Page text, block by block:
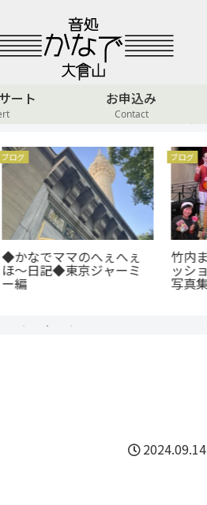
ート お申込み
Contact
ぇ
ミ
ブログ
竹内まりや&山下達郎曲セ
ッション 6年間の思い出
写真集
2024.09.14